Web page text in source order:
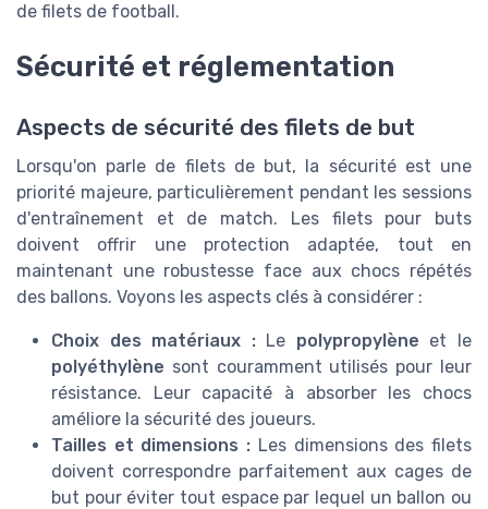
de filets de football.
Sécurité et réglementation
Aspects de sécurité des filets de but
Lorsqu'on parle de filets de but, la sécurité est une
priorité majeure, particulièrement pendant les sessions
d'entraînement et de match. Les filets pour buts
doivent offrir une protection adaptée, tout en
maintenant une robustesse face aux chocs répétés
des ballons. Voyons les aspects clés à considérer :
Choix des matériaux :Le polypropylène et le
polyéthylène sont couramment utilisés pour leur
résistance. Leur capacité à absorber les chocs
améliore la sécurité des joueurs.
Tailles et dimensions : Les dimensions des filets
doivent correspondre parfaitement aux cages de
but pour éviter tout espace par lequel un ballon ou